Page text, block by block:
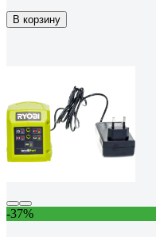
В корзину
-37%